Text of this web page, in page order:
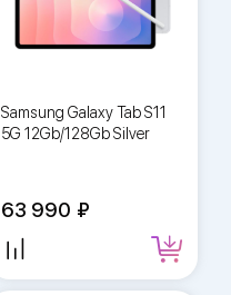
Samsung Galaxy Tab S11
5G 12Gb/128Gb Silver
63 990